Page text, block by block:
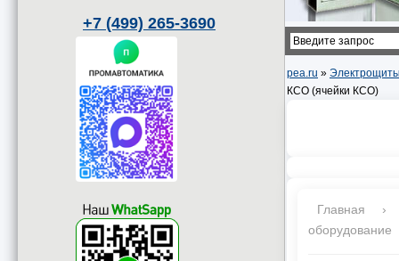
+7 (499) 265-3690
pea.ru »
КСО (ячейки КСО)
Главная
›
оборудование